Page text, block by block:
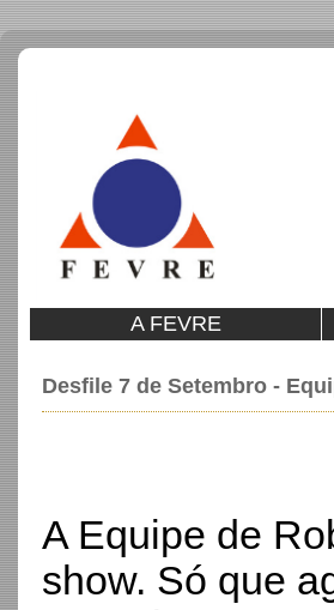
A FEVRE
Desfile 7 de Setembro -
A Equipe de
show. Só que